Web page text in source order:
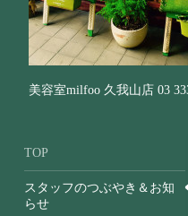
美容室milfoo 久我山店 03
TOP
スタッフのつぶやき＆お知
らせ